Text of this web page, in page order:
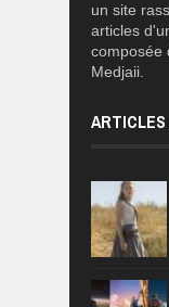
un site
articles
composée
Medjaii.